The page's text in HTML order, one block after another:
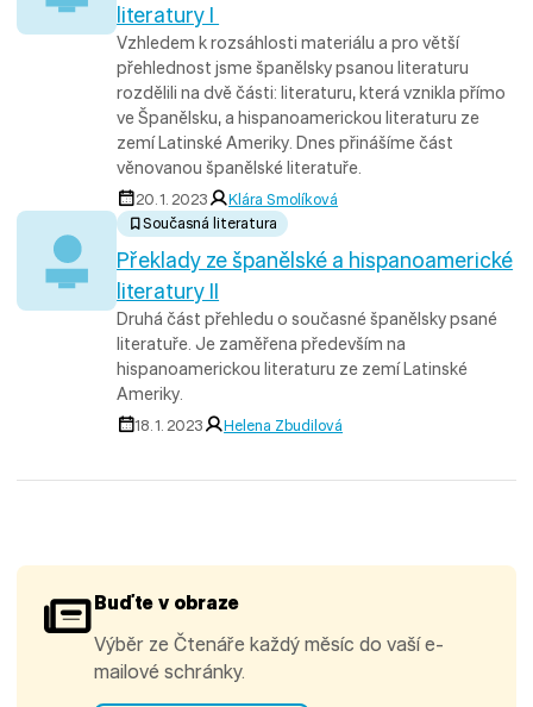
literatury I
Vzhledem k rozsáhlosti materiálu a pro větší
přehlednost jsme španělsky psanou literaturu
rozdělili na dvě části: literaturu, která vznikla přímo
ve Španělsku, a hispanoamerickou literaturu ze
zemí Latinské Ameriky. Dnes přinášíme část
věnovanou španělské literatuře.
20. 1. 2023
Klára Smolíková
Současná literatura
Překlady ze španělské a hispanoamerické
literatury II
Druhá část přehledu o současné španělsky psané
literatuře. Je zaměřena především na
hispanoamerickou literaturu ze zemí Latinské
Ameriky.
18. 1. 2023 Helena Zbudilová
Buďte v obraze
Výběr ze Čtenáře každý měsíc do vaší e-
mailové schránky.